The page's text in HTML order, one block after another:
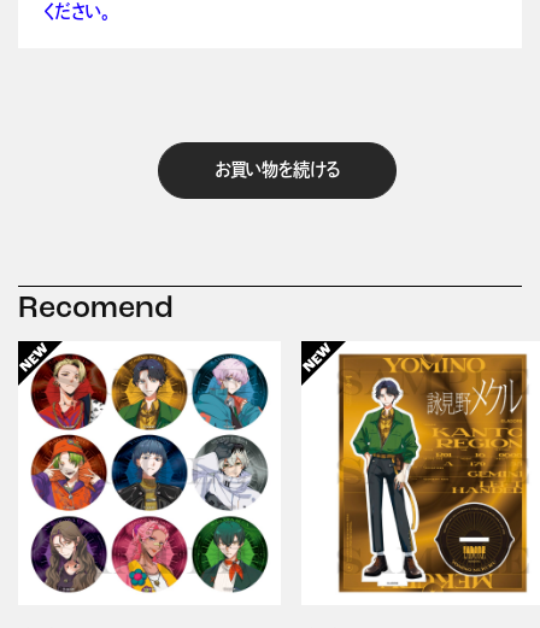
ください。
お買い物を続ける
Recomend